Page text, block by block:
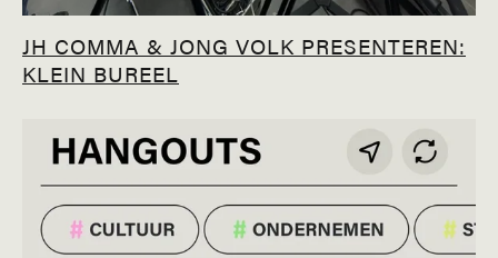
JH COMMA & JONG VOLK PRESENTEREN:
KLEIN BUREEL